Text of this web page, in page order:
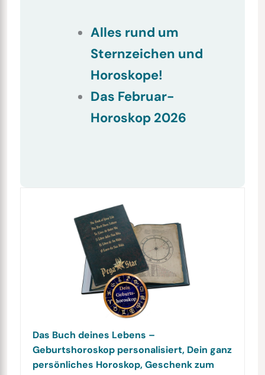
Alles rund um
Sternzeichen und
Horoskope!
Das Februar-
Horoskop 2026
Das Buch deines Lebens –
Geburtshoroskop personalisiert, Dein ganz
persönliches Horoskop, Geschenk zum